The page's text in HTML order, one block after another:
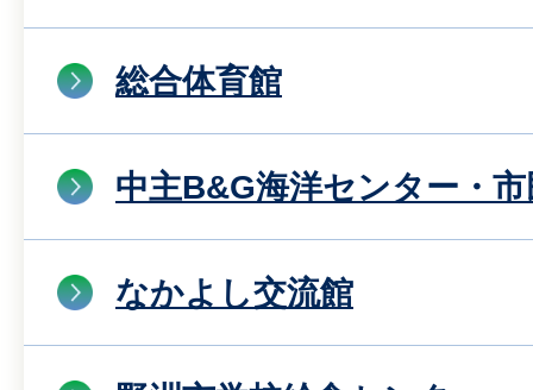
総合体育館
中主B&G海洋センター・
なかよし交流館